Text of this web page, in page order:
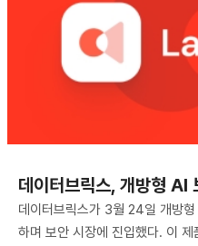
데이터브릭스, 개방형 AI
데이터브릭스가 3월 24일 개방형
하며 보안 시장에 진입했다. 이